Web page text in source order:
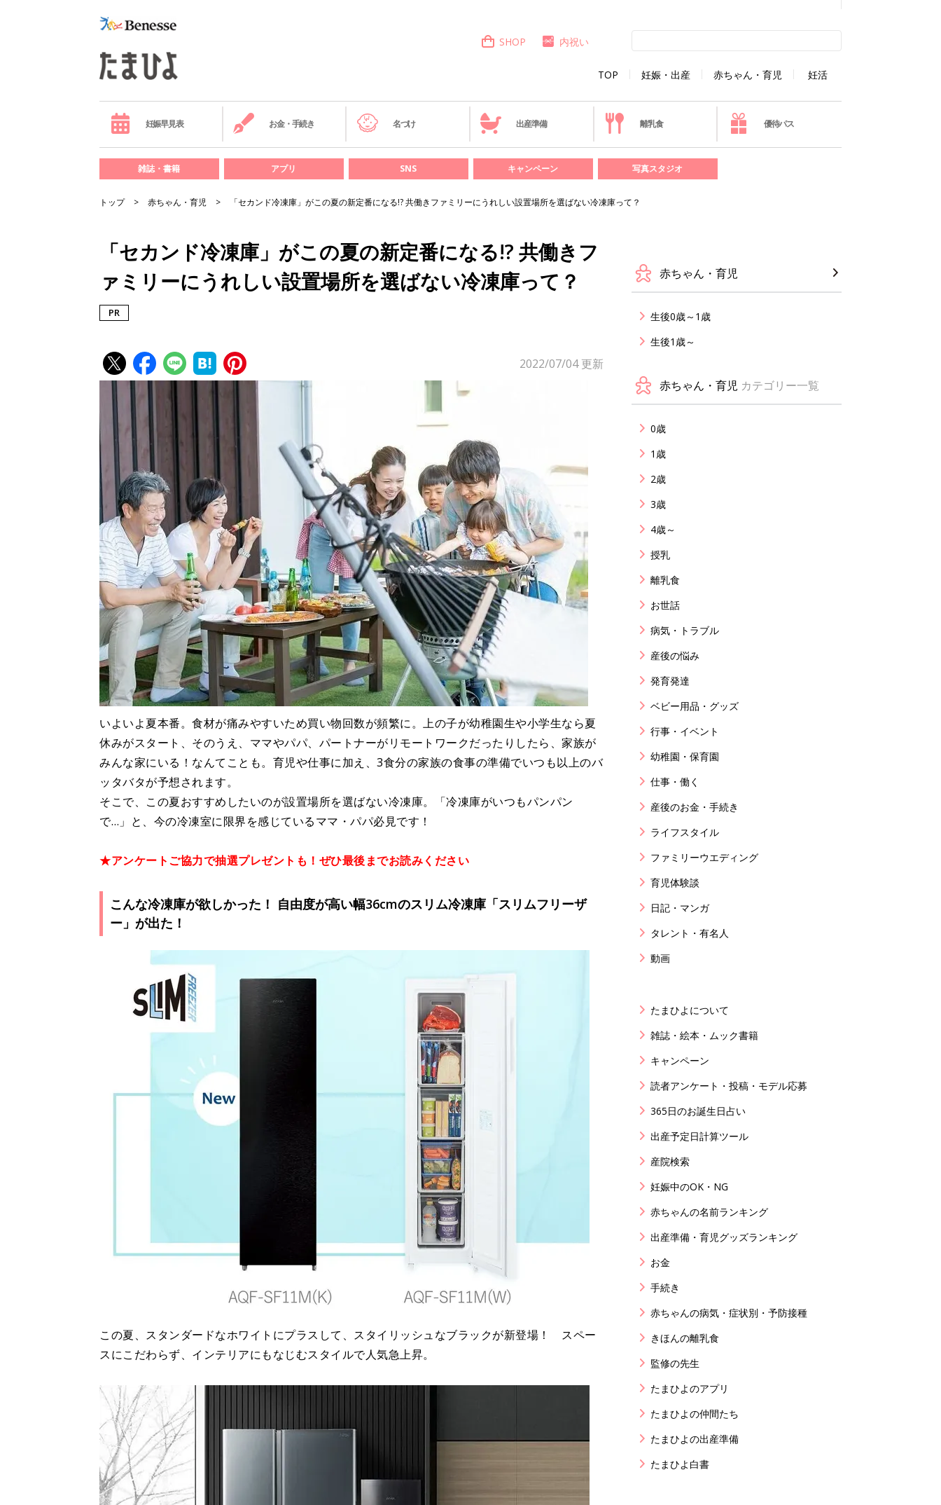
TOP 妊娠・出産 赤ちゃん・育児 妊活
SHOP 内祝い
妊娠早見表 お金・手続き 名づけ 出産準備 離乳食 優待パス
雑誌・書籍 アプリ SNS キャンペーン 写真スタジオ
トップ 赤ちゃん・育児 「セカンド冷凍庫」がこの夏の新定番になる!? 共働きファミリーにうれしい設置場所を選ばない冷凍庫って？
「セカンド冷凍庫」がこの夏の新定番になる!? 共働きフ
ァミリーにうれしい設置場所を選ばない冷凍庫って？
2022/07/04更新
いよいよ夏本番。食材が痛みやすいため買い物回数が頻繁に。上の子が幼稚園生や小学生なら夏
休みがスタート、そのうえ、ママやパパ、パートナーがリモートワークだったりしたら、家族が
みんな家にいる！なんてことも。育児や仕事に加え、3食分の家族の食事の準備でいつも以上のバ
ッタバタが予想されます。
そこで、この夏おすすめしたいのが設置場所を選ばない冷凍庫。「冷凍庫がいつもパンパン
で…」と、今の冷凍室に限界を感じているママ・パパ必見です！
★アンケートご協力で抽選プレゼントも！ぜひ最後までお読みください
こんな冷凍庫が欲しかった！ 自由度が高い幅36cmのスリム冷凍庫「スリムフリーザ
ー」が出た！
この夏、スタンダードなホワイトにプラスして、スタイリッシュなブラックが新登場！ スペー
スにこだわらず、インテリアにもなじむスタイルで人気急上昇。
赤ちゃん・育児
生後0歳～1歳
生後1歳～
赤ちゃん・育児 カテゴリー一覧
0歳
1歳
2歳
3歳
4歳～
授乳
離乳食
お世話
病気・トラブル
産後の悩み
発育発達
ベビー用品・グッズ
行事・イベント
幼稚園・保育園
仕事・働く
産後のお金・手続き
ライフスタイル
ファミリーウエディング
育児体験談
日記・マンガ
タレント・有名人
動画
たまひよについて
雑誌・絵本・ムック書籍
キャンペーン
読者アンケート・投稿・モデル応募
365日のお誕生日占い
出産予定日計算ツール
産院検索
妊娠中のOK・NG
赤ちゃんの名前ランキング
出産準備・育児グッズランキング
お金
手続き
赤ちゃんの病気・症状別・予防接種
きほんの離乳食
監修の先生
たまひよのアプリ
たまひよの仲間たち
たまひよの出産準備
たまひよ白書